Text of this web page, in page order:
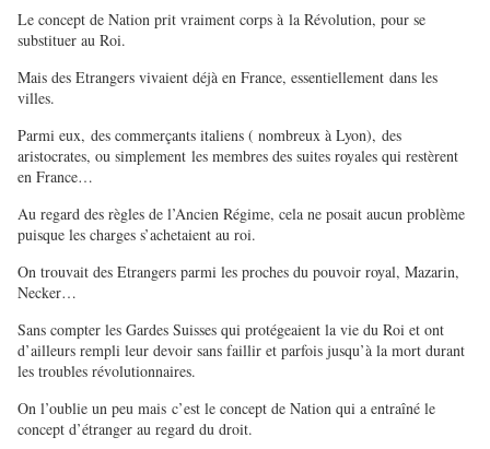
Le concept de Nation prit vraiment corps à la Révolution, pour se
substituer au Roi.
Mais des Etrangers vivaient déjà en France, essentiellement dans les
villes.
Parmi eux, des commerçants italiens ( nombreux à Lyon), des
aristocrates, ou simplement les membres des suites royales qui restèrent
en France…
Au regard des règles de l’Ancien Régime, cela ne posait aucun problème
puisque les charges s’achetaient au roi.
On trouvait des Etrangers parmi les proches du pouvoir royal, Mazarin,
Necker…
Sans compter les Gardes Suisses qui protégeaient la vie du Roi et ont
d’ailleurs rempli leur devoir sans faillir et parfois jusqu’à la mort durant
les troubles révolutionnaires.
On l’oublie un peu mais c’est le concept de Nation qui a entraîné le
concept d’étranger au regard du droit.